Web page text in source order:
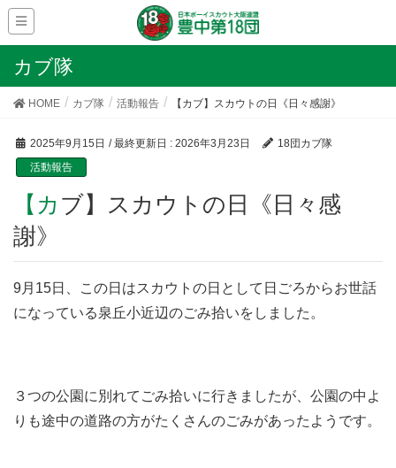
カブ隊
HOME カブ隊 活動報告 【カブ】スカウトの日《日々感謝》
2025年9月15日 / 最終更新日 : 2026年3月23日
18団カブ隊
活動報告
【カブ】スカウトの日《日々感
謝》
9月15日、この日はスカウトの日として日ごろからお世話
になっている泉丘小近辺のごみ拾いをしました。
３つの公園に別れてごみ拾いに行きましたが、公園の中よ
りも途中の道路の方がたくさんのごみがあったようです。